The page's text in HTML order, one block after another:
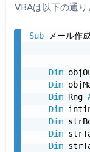
VBAは以下の通り
Sub メール作
Dim
Dim
Dim Rng
Dim
Dim
Dim
Dim